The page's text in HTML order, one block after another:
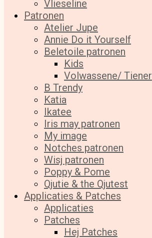
Vlieseline
Patronen
Atelier Jupe
Annie Do it Yourself
Beletoile patronen
Kids
Volwassene/ Tiener
B Trendy
Katia
Ikatee
Iris may patronen
My image
Notches patronen
Wisj patronen
Poppy & Pome
Qjutie & the Qjutest
Applicaties & Patches
Applicaties
Patches
Hej Patches